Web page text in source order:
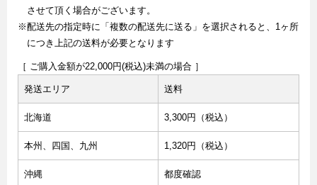
させて頂く場合がございます。
※配送先の指定時に「複数の配送先に送る」を選択されると、1ヶ所
につき上記の送料が必要となります
［ ご購入金額が22,000円(税込)未満の場合 ］
発送エリア 送料
北海道 3,300円（税込）
本州、四国、九州 1,320円（税込）
沖縄 都度確認